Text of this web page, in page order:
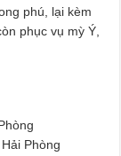
phú, lại kèm
phục vụ mỳ Ý,
Phòng